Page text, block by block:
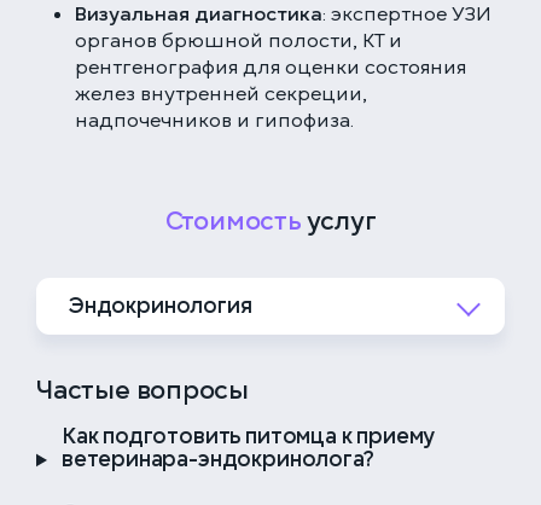
Визуальная диагностика: экспертное УЗИ
органов брюшной полости, КТ и
рентгенография для оценки состояния
желез внутренней секреции,
надпочечников и гипофиза.
Стоимостьуслуг
Эндокринология
(при наличии инвазий)
Гемитиреоидэктомия
Частые вопросы
Как подготовить питомца к приему
ветеринара-эндокринолога?